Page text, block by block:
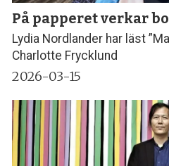
På papperet verkar
Lydia Nordlander har läst
Charlotte Frycklund
2026-03-15